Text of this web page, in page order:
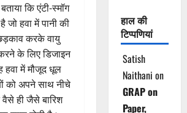
कि एंटी-स्मॉग
हवा में पानी की
करके वायु
के लिए डिजाइन
हवा में मौजूद धूल
को अपने साथ नीचे
वैसे ही जैसे बारिश
हाल की
टिप्पणियां
Satish
Naithani on
GRAP on
Paper,